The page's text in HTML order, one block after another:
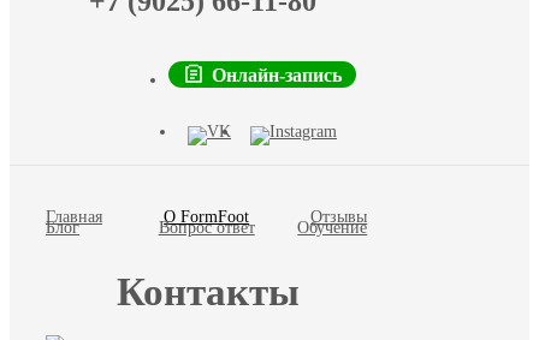
Онлайн-запись
Главная О FormFoot Отзывы
Блог Вопрос ответ Обучение
Контакты